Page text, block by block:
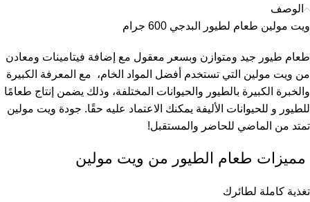
الوصف
ويت مولين طعام لطيور البدجي 600 جرام
طعام طيور جيد ومتوازن وبسعر معقول مع إضافة فيتامينات ومعادن
من ويت مولين التي تستخدم أفضل المواد الخام، مع المعرفة الكبيرة
والخبرة الكبيرة بالطيور والحيوانات المختلفة، وذلك يضمن إنتاج طعامًا
للطيور و للحيوانات الأليفة يمكنك الاعتماد عليه حقًا. جودة ويت مولين
تمتد من الماضي للحاضر والمستقبل!
مميزات طعام الطيور من ويت مولين
تغذية كاملة لطائرك